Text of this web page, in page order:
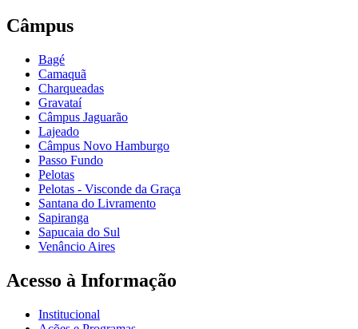
Câmpus
Bagé
Camaquã
Charqueadas
Gravataí
Câmpus Jaguarão
Lajeado
Câmpus Novo Hamburgo
Passo Fundo
Pelotas
Pelotas - Visconde da Graça
Santana do Livramento
Sapiranga
Sapucaia do Sul
Venâncio Aires
Acesso à Informação
Institucional